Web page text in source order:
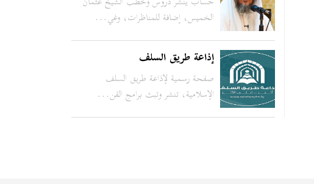
الخميس، إضافة للمناظرات، وغي...
إذاعة طريق السلف
صفحة رسمية لإذاعة طريق السلف
الإسلامية، تنشر وتبث برامج القن...